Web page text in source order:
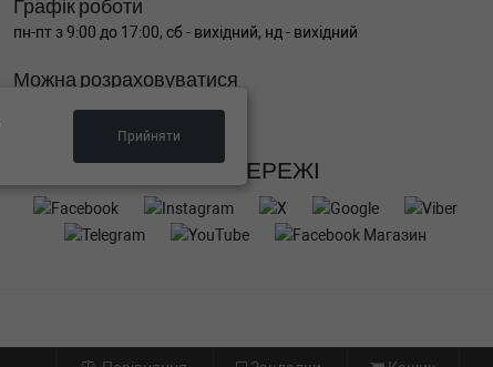
Графік роботи
пн-пт з 9:00 до 17:00, сб - вихідний, нд - вихідний
Можна розраховуватися
СОЦ МЕРЕЖІ
Прийняти